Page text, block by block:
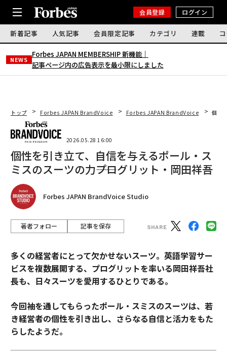
会員登録 ログイン
新着記事 人気記事 会員限定記事 カテゴリ 連載
NEWS
Forbes JAPAN MEMBERSHIP 新機能｜
記事ページ内の広告表示を最小限にしました
トップ Forbes JAPAN BrandVoice Forbes JAPAN BrandVoice 個性
2026.05.28 16:00
個性を引き立て、自信を与えるポール・ス
ミスのスーツの力――プログリット・岡田祥吾
Forbes JAPAN BrandVoice Studio
著者フォロー 記事を保存
多くの経営者にとって欠かせないスーツ。 英語学習サー
ビスを複数展開する、プログリットを率いる岡田祥吾社
長も、日々スーツを愛用するひとりである。
今回袖を通してもらったポール・スミスのスーツは、若
き経営者の個性を引き出し、さらなる自信と活力をもた
らしたようだ。